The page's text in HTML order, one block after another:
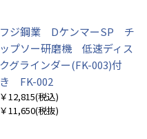
フジ鋼業 DケンマーSP チ
ップソー研磨機 低速ディス
クグラインダー(FK-003)付
き FK-002
￥12,815(税込)
￥11,650(税抜)